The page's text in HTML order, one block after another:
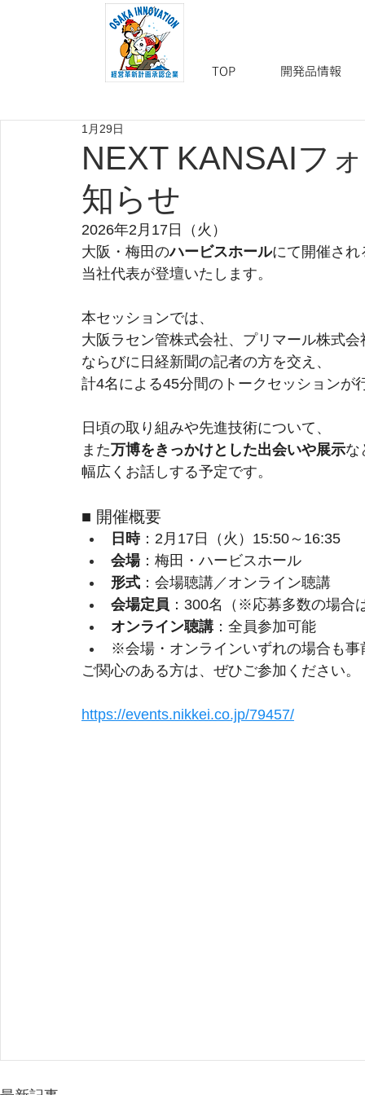
TOP 開発品情報
NEXT KANSAIフ
知らせ
1月29日
2026年2月17日（火）
大阪・梅田のハービスホールにて開催さ
当社代表が登壇いたします。
本セッションでは、
大阪ラセン管株式会社、プリマール株式
ならびに日経新聞の記者の方を交え、
計4名による45分間のトークセッションが
日頃の取り組みや先進技術について、
また万博をきっかけとした出会いや展示な
幅広くお話しする予定です。
■ 開催概要
日時 ：2月17日（火）15:50～16:35
会場 ：梅田・ハービスホール
形式 ：会場聴講／オンライン聴講
会場定員 ：300名（※応募多数の場合
オンライン聴講 ：全員参加可能
※会場・オンラインいずれの場合も事
ご関心のある方は、ぜひご参加ください。
https://events.nikkei.co.jp/79457/